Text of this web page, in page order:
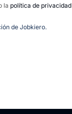
la política de privacidad
de Jobkiero.